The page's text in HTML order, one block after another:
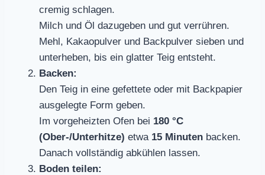
cremig schlagen.
Milch und Öl dazugeben und gut verrühren.
Mehl, Kakaopulver und Backpulver sieben und
unterheben, bis ein glatter Teig entsteht.
Backen:
Den Teig in eine gefettete oder mit Backpapier
ausgelegte Form geben.
Im vorgeheizten Ofen bei 180 °C
(Ober-/Unterhitze) etwa 15 Minuten backen.
Danach vollständig abkühlen lassen.
Boden teilen: